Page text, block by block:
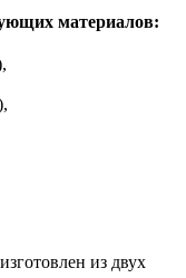
материалов:
из двух